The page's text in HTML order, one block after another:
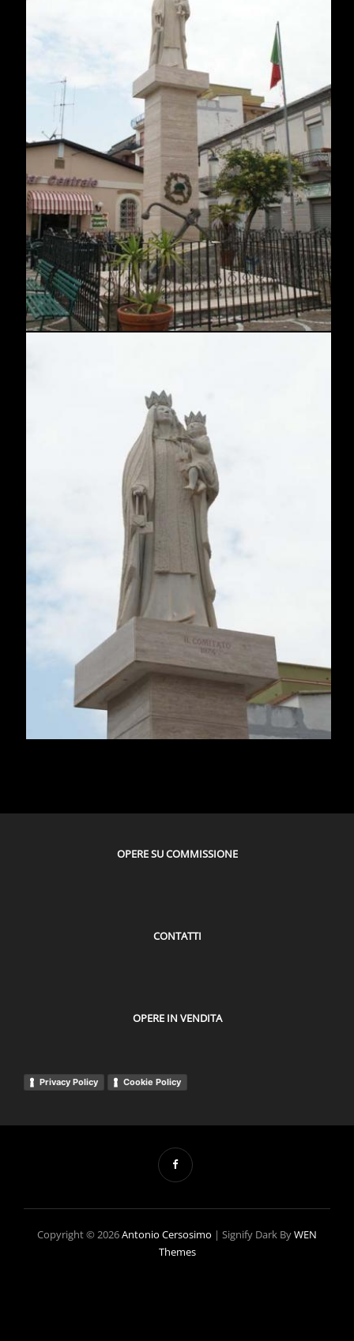
OPERE SU COMMISSIONE
CONTATTI
OPERE IN VENDITA
Privacy Policy Cookie Policy
Copyright © 2026Antonio Cersosimo | Signify Dark ByWEN
Themes